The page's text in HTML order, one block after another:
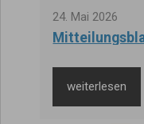
24. Mai 2026
weiterlesen